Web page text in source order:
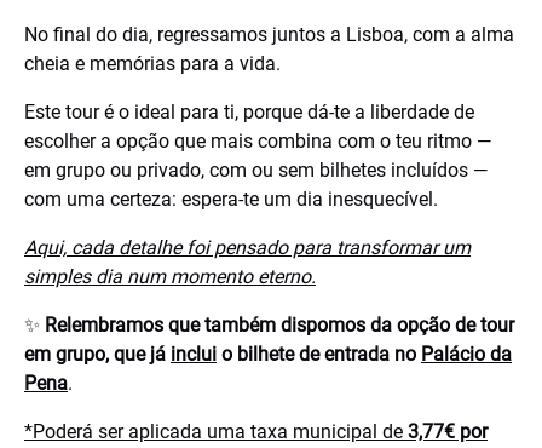
No final do dia, regressamos juntos a Lisboa, com a alma
cheia e memórias para a vida.
Este tour é o ideal para ti, porque dá-te a liberdade de
escolher a opção que mais combina com o teu ritmo —
em grupo ou privado, com ou sem bilhetes incluídos —
com uma certeza: espera-te um dia inesquecível.
Aqui, cada detalhe foi pensado para transformar um
simples dia num momento eterno.
✨ Relembramos que também dispomos da opção de tour
em grupo, que já inclui o bilhete de entrada no Palácio da
Pena.
*Poderá ser aplicada uma taxa municipal de 3,77€ por